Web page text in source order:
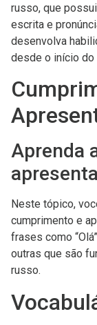
russo, que
escrita e
desenvolva
desde o início do
Aprenda
Neste tópico,
cumprimento e
frases como
outras que são
russo.